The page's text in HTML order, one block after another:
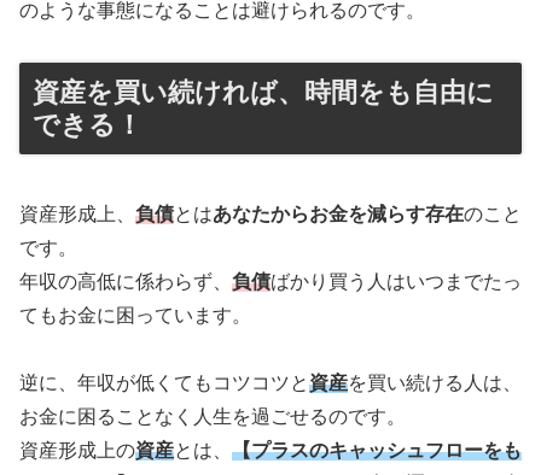
のような事態になることは避けられるのです。
資産を買い続ければ、時間をも自由に
できる！
資産形成上、 負債とはあなたからお金を減らす存在のこと
です。
年収の高低に係わらず、 負債ばかり買う人はいつまでたっ
てもお金に困っています。
逆に、年収が低くてもコツコツと資産を買い続ける人は、
お金に困ることなく人生を過ごせるのです。
資産形成上の資産とは、 【プラスのキャッシュフローをも